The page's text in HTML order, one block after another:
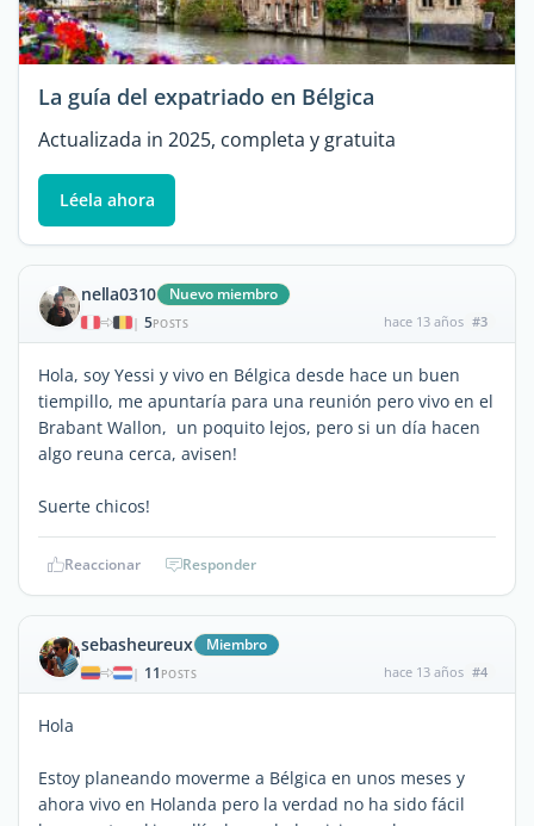
La guía del expatriado en Bélgica
Actualizada in 2025, completa y gratuita
Léela ahora
nella0310 Nuevo miembro
| 5POSTS hace 13 años #3
Hola, soy Yessi y vivo en Bélgica desde hace un buen
tiempillo, me apuntaría para una reunión pero vivo en el
Brabant Wallon, un poquito lejos, pero si un día hacen
algo reuna cerca, avisen!
Suerte chicos!
Reaccionar Responder
sebasheureux Miembro
| 11 POSTS hace 13 años #4
Hola
Estoy planeando moverme a Bélgica en unos meses y
ahora vivo en Holanda pero la verdad no ha sido fácil